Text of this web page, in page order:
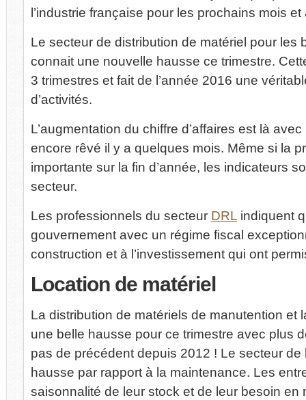
l’industrie française pour les prochains mois
Le secteur de distribution de matériel pour les
connait une nouvelle hausse ce trimestre.
3 trimestres et fait de l’année 2016 une
d’activités.
L’augmentation du chiffre d’affaires est là
encore rêvé il y a quelques mois. Même si la
importante sur la fin d’année, les indicateurs
secteur.
Les professionnels du secteur DRL indiquent
gouvernement avec un régime fiscal
construction et à l’investissement qui ont
Location de matériel
La distribution de matériels de manutention et
une belle hausse pour ce trimestre avec plus
pas de précédent depuis 2012 ! Le secteur
hausse par rapport à la maintenance. Les
saisonnalité de leur stock et de leur besoin en